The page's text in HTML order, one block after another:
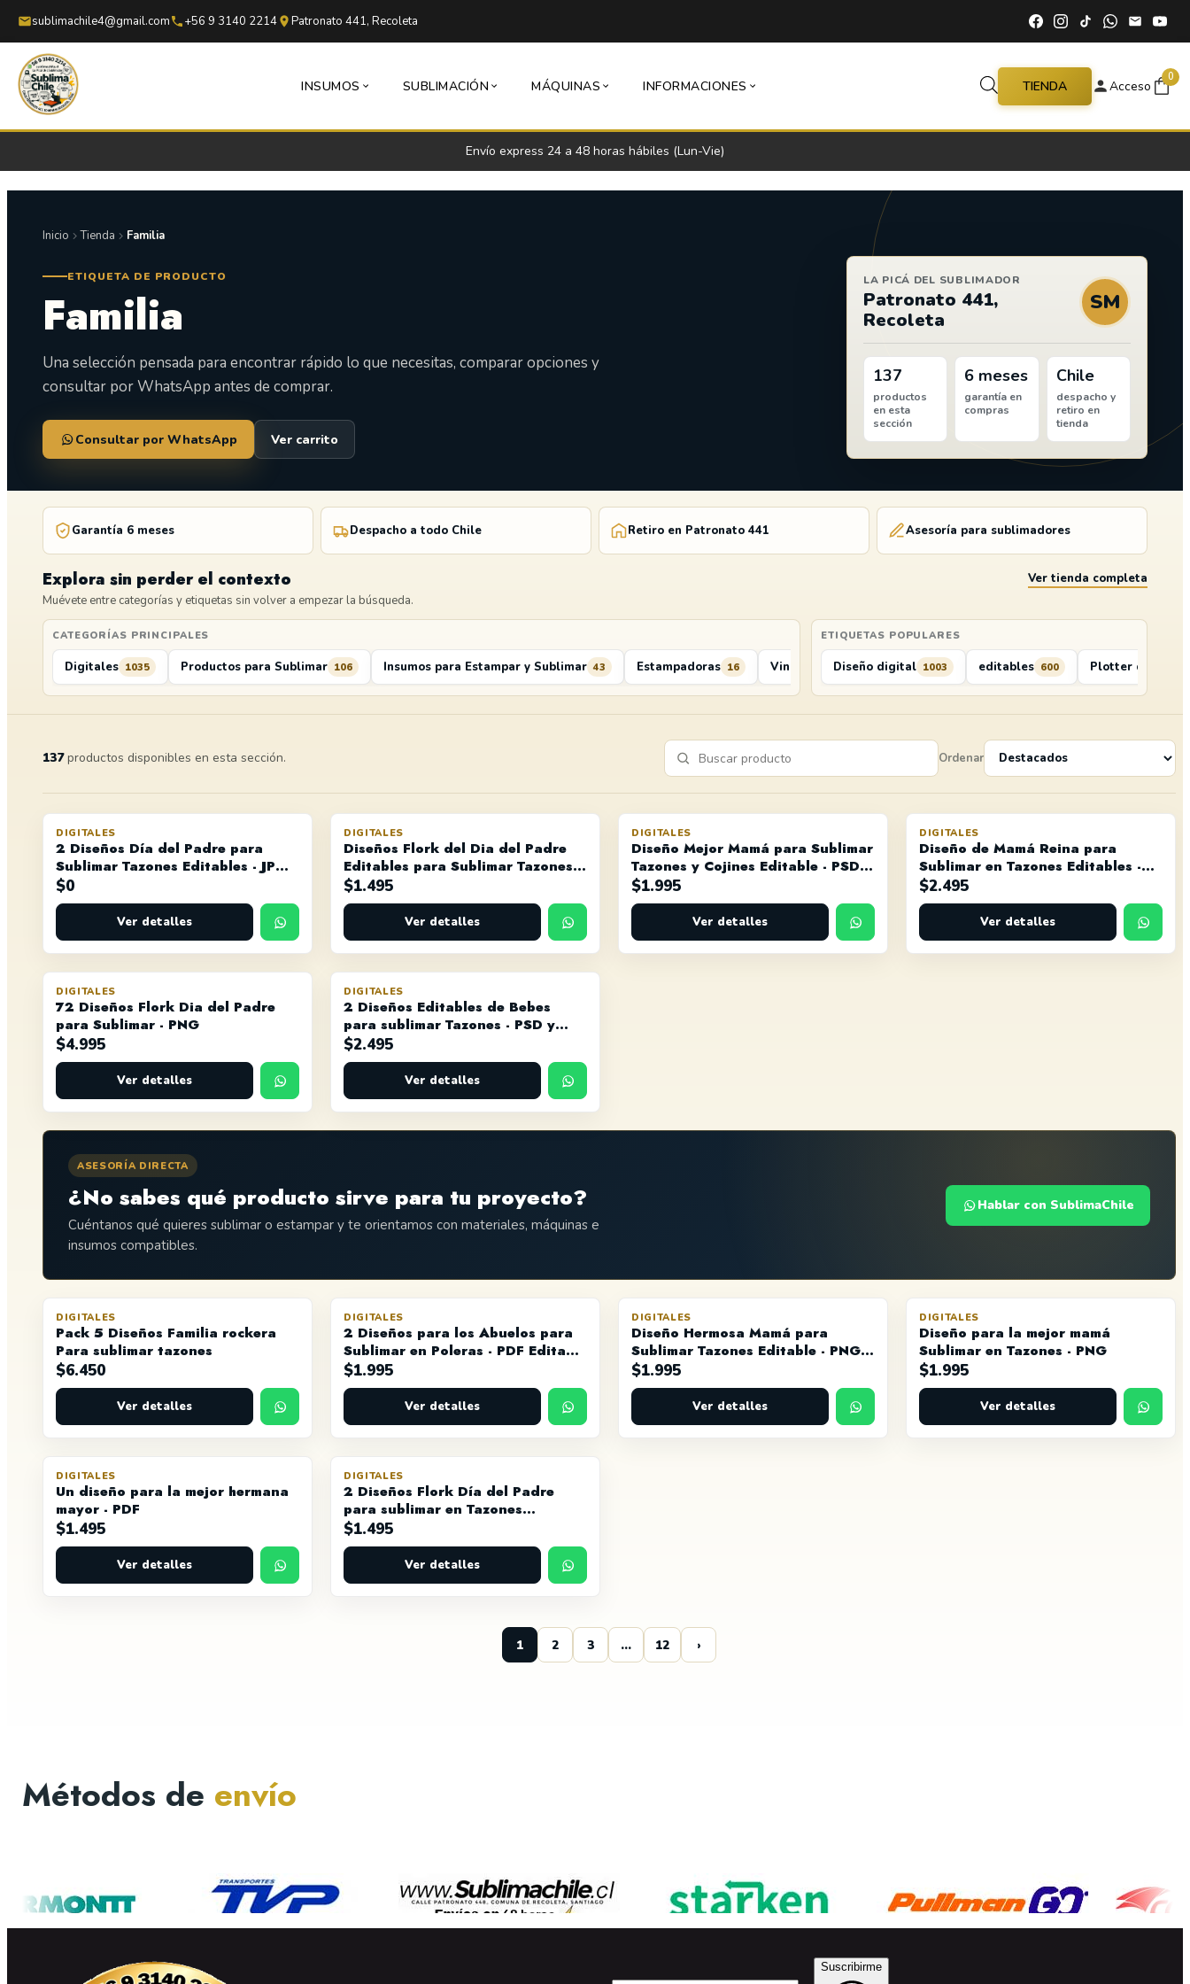
Saltar al contenido principal Saltar al pie de página
sublimachile4@gmail.com +56 9 3140 2214 Patronato 441, Recoleta
INSUMOS SUBLIMACIÓN MÁQUINAS INFORMACIONES TIENDA Acceso
0
Envío express 24 a 48 horas hábiles (Lun-Vie)
Inicio Tienda Familia
ETIQUETA DE PRODUCTO
Familia
Una selección pensada para encontrar rápido lo que necesitas, comparar opciones y
consultar por WhatsApp antes de comprar.
Consultar por WhatsApp Ver carrito
LA PICÁ DEL SUBLIMADOR
Patronato 441,
Recoleta
SM
137
productos
en esta
sección
6 meses
garantía en
compras
Chile
despacho y
retiro en
tienda
Garantía 6 meses Despacho a todo Chile Retiro en Patronato 441 Asesoría para sublimadores
Explora sin perder el contexto
Muévete entre categorías y etiquetas sin volver a empezar la búsqueda.
Ver tienda completa
CATEGORÍAS PRINCIPALES
Digitales 1035 Productos para Sublimar 106 Insumos para Estampar y Sublimar 43 Estampadoras 16 Vinilos Termo Transferible 15 Kits del Sublimador 13
ETIQUETAS POPULARES
Diseño digital 1003 editables 600 Plotter de Corte
137productos disponibles en esta sección. Ordenar
DIGITALES
2 Diseños Día del Padre para
Sublimar Tazones Editables - JPG y
PSD
$0
Ver detalles
DIGITALES
Diseños Flork del Dia del Padre
Editables para Sublimar Tazones -
PSD y PNG
$1.495
Ver detalles
DIGITALES
Diseño Mejor Mamá para Sublimar
Tazones y Cojines Editable - PSD y
PNG
$1.995
Ver detalles
DIGITALES
Diseño de Mamá Reina para
Sublimar en Tazones Editables -
PNG, PSD y PDF
$2.495
Ver detalles
DIGITALES
72 Diseños Flork Dia del Padre
para Sublimar - PNG
$4.995
Ver detalles
DIGITALES
2 Diseños Editables de Bebes
para sublimar Tazones - PSD y
PNG
$2.495
Ver detalles
ASESORÍA DIRECTA
¿No sabes qué producto sirve para tu proyecto?
Cuéntanos qué quieres sublimar o estampar y te orientamos con materiales, máquinas e
insumos compatibles.
Hablar con SublimaChile
DIGITALES
Pack 5 Diseños Familia rockera
Para sublimar tazones
$6.450
Ver detalles
DIGITALES
2 Diseños para los Abuelos para
Sublimar en Poleras - PDF Editable
en CDR
$1.995
Ver detalles
DIGITALES
Diseño Hermosa Mamá para
Sublimar Tazones Editable - PNG y
PSD
$1.995
Ver detalles
DIGITALES
Diseño para la mejor mamá
Sublimar en Tazones - PNG
$1.995
Ver detalles
DIGITALES
Un diseño para la mejor hermana
mayor - PDF
$1.495
Ver detalles
DIGITALES
2 Diseños Flork Día del Padre
para sublimar en Tazones
Editables - PSD y JPG
$1.495
Ver detalles
1 2 3 … 12 ›
Métodos de envío
Suscribirme